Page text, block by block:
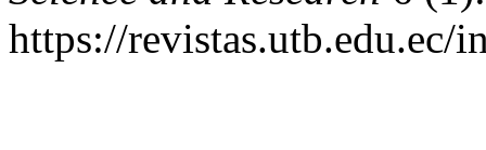
https://revistas.utb.edu.ec/